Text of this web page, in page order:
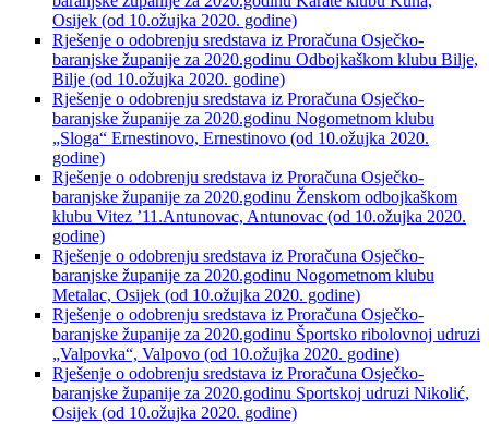
Osijek (od 10.ožujka 2020. godine)
Rješenje o odobrenju sredstava iz Proračuna Osječko-
baranjske županije za 2020.godinu Odbojkaškom klubu Bilje,
Bilje (od 10.ožujka 2020. godine)
Rješenje o odobrenju sredstava iz Proračuna Osječko-
baranjske županije za 2020.godinu Nogometnom klubu
„Sloga“ Ernestinovo, Ernestinovo (od 10.ožujka 2020.
godine)
Rješenje o odobrenju sredstava iz Proračuna Osječko-
baranjske županije za 2020.godinu Ženskom odbojkaškom
klubu Vitez ’11.Antunovac, Antunovac (od 10.ožujka 2020.
godine)
Rješenje o odobrenju sredstava iz Proračuna Osječko-
baranjske županije za 2020.godinu Nogometnom klubu
Metalac, Osijek (od 10.ožujka 2020. godine)
Rješenje o odobrenju sredstava iz Proračuna Osječko-
baranjske županije za 2020.godinu Športsko ribolovnoj udruzi
„Valpovka“, Valpovo (od 10.ožujka 2020. godine)
Rješenje o odobrenju sredstava iz Proračuna Osječko-
baranjske županije za 2020.godinu Sportskoj udruzi Nikolić,
Osijek (od 10.ožujka 2020. godine)